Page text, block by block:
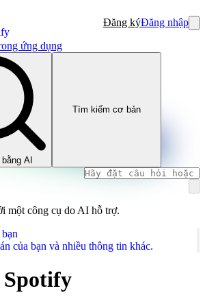
Đăng kýĐăng nhập
ứng dụng
AI
Tìm kiếm cơ bản
một công cụ do AI hỗ trợ.
của bạn và nhiều thông tin khác.
Spotify